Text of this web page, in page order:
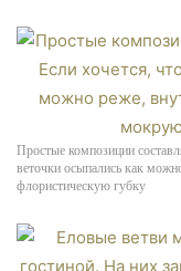
Простые композиции
веточки осыпались как
флористическую губку